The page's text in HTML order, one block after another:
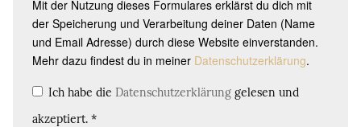
Mit der Nutzung dieses Formulares erklärst du dich mit
der Speicherung und Verarbeitung deiner Daten (Name
und Email Adresse) durch diese Website einverstanden.
Mehr dazu findest du in meiner Datenschutzerklärung.
Ich habe die Datenschutzerklärung gelesen und
akzeptiert. *